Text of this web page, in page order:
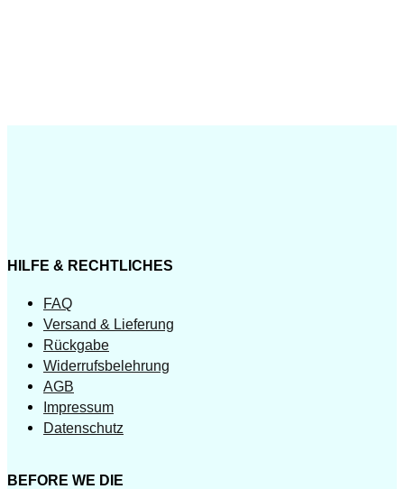
HILFE & RECHTLICHES
FAQ
Versand & Lieferung
Rückgabe
Widerrufsbelehrung
AGB
Impressum
Datenschutz
BEFORE WE DIE